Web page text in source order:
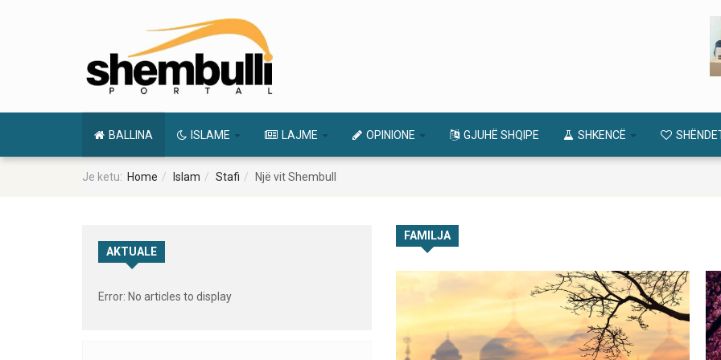
BALLINA ISLAME LAJME OPINIONE GJUHË SHQIPE SHKENCË
Je ketu: Home Islam Stafi Një vit Shembull
FAMILJA
AKTUALE
Error: No articles to display